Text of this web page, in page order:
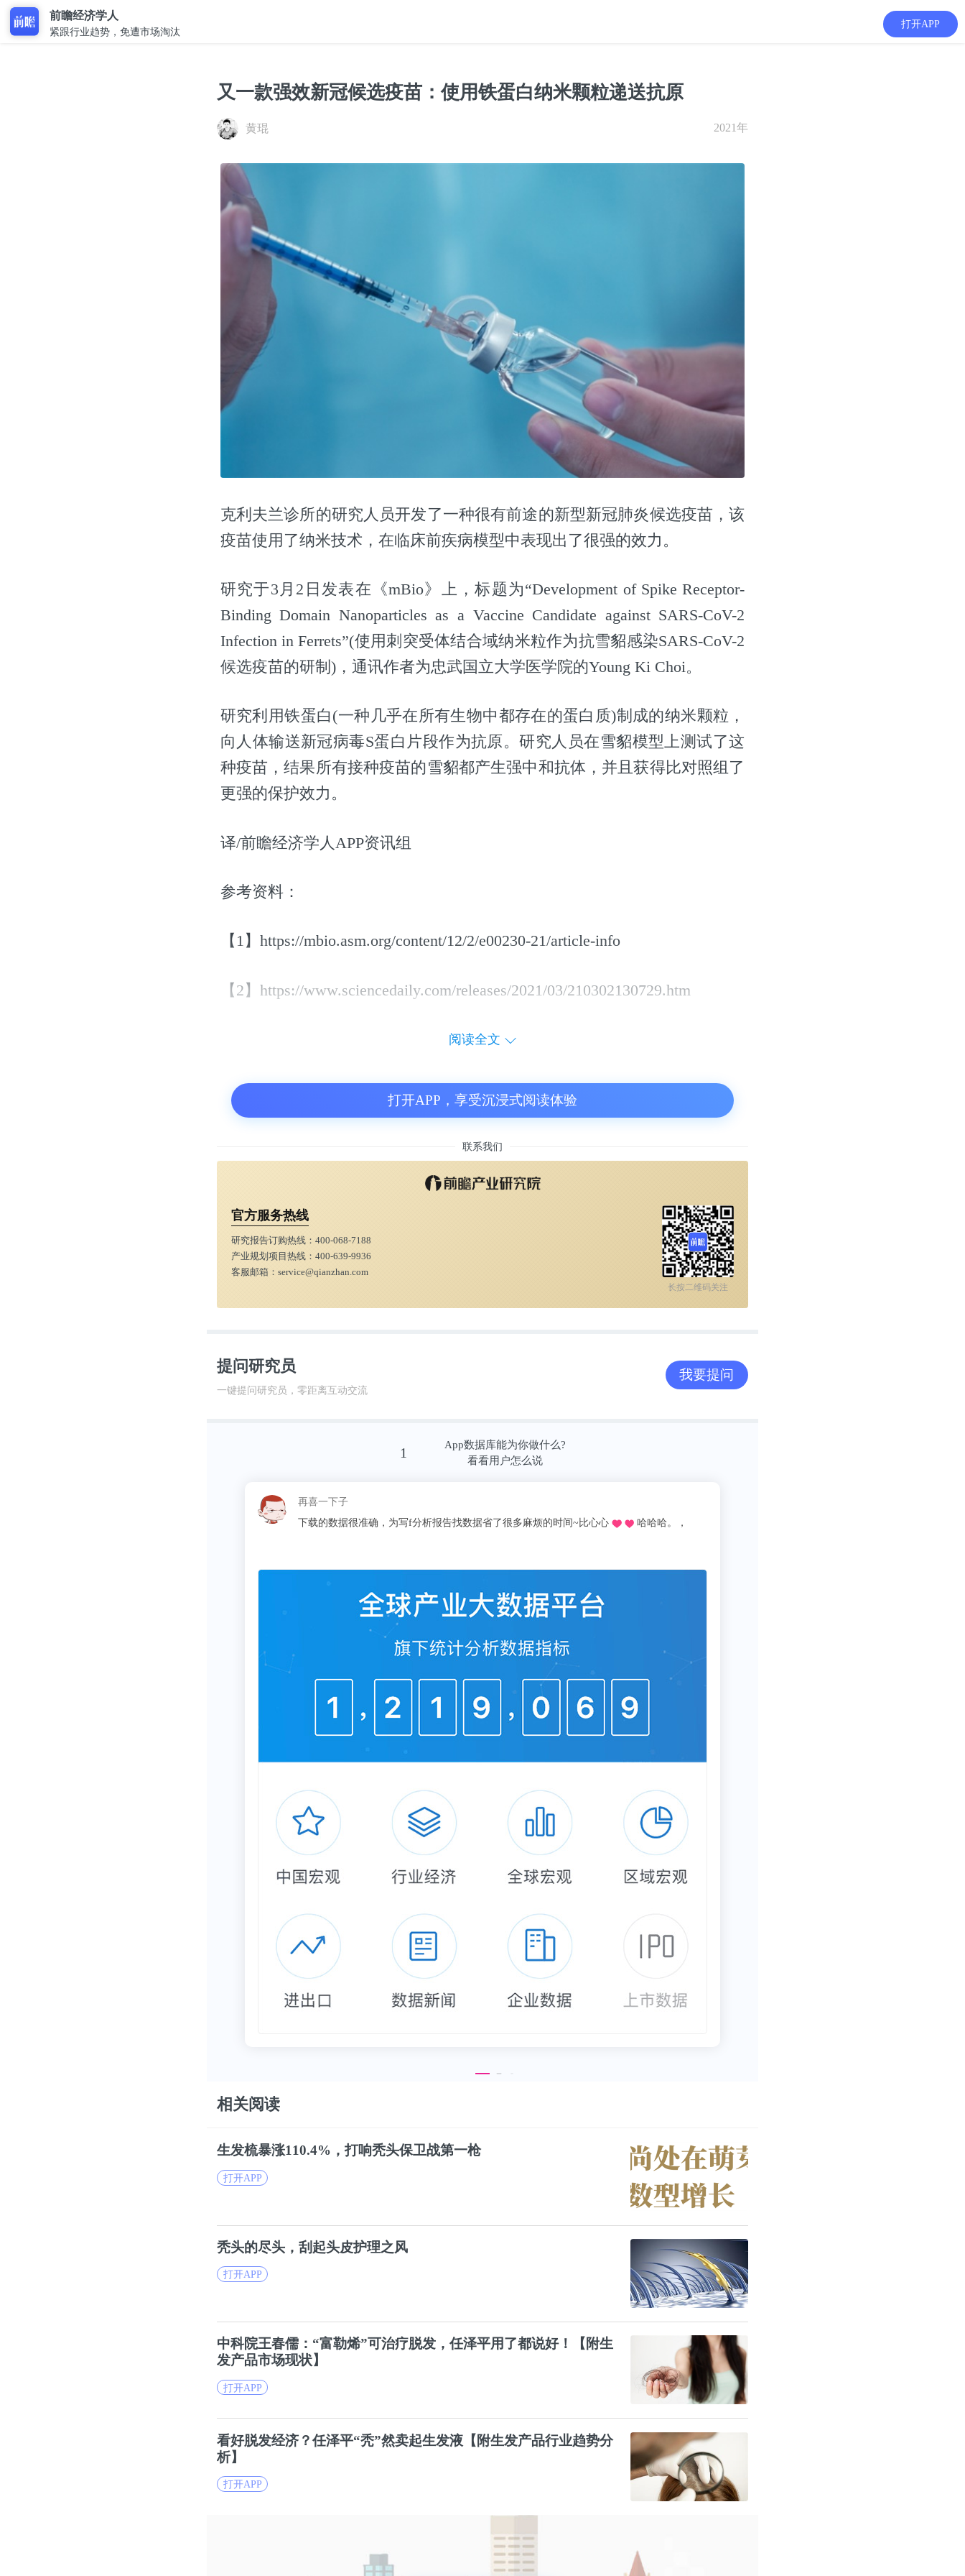
前瞻经济学人
紧跟行业趋势，免遭市场淘汰
打开APP
又一款强效新冠候选疫苗：使用铁蛋白纳米颗粒递送抗原
黄琨 2021年
克利夫兰诊所的研究人员开发了一种很有前途的新型新冠肺炎候选疫苗，该
疫苗使用了纳米技术，在临床前疾病模型中表现出了很强的效力。
研究于3月2日发表在《mBio》上，标题为“Development of Spike Receptor-
Binding Domain Nanoparticles as a Vaccine Candidate against SARS-CoV-2
Infection in Ferrets”(使用刺突受体结合域纳米粒作为抗雪貂感染SARS-CoV-2
候选疫苗的研制)，通讯作者为忠武国立大学医学院的Young Ki Choi。
研究利用铁蛋白(一种几乎在所有生物中都存在的蛋白质)制成的纳米颗粒，
向人体输送新冠病毒S蛋白片段作为抗原。研究人员在雪貂模型上测试了这
种疫苗，结果所有接种疫苗的雪貂都产生强中和抗体，并且获得比对照组了
更强的保护效力。
译/前瞻经济学人APP资讯组
参考资料：
【1】https://mbio.asm.org/content/12/2/e00230-21/article-info
【2】https://www.sciencedaily.com/releases/2021/03/210302130729.htm
阅读全文
打开APP，享受沉浸式阅读体验
联系我们
官方服务热线
研究报告订购热线：400-068-7188
产业规划项目热线：400-639-9936
客服邮箱：service@qianzhan.com
长按二维码关注
提问研究员
一键提问研究员，零距离互动交流
我要提问
1
App数据库能为你做什么?
看看用户怎么说
再喜一下子
下载的数据很准确，为写f分析报告找数据省了很多麻烦的时间~比心心
哈哈哈。，
同学推荐的o，不用去图书馆在宿舍就可以看文献写论文啦，再
相关阅读
生发梳暴涨110.4%，打响秃头保卫战第一枪
打开APP
秃头的尽头，刮起头皮护理之风
打开APP
中科院王春儒：“富勒烯”可治疗脱发 ，任泽平用了都说好！【附生
发产品市场现状】
打开APP
看好脱发经济？任泽平“秃”然卖起生发液【附生发产品行业趋势分
析】
打开APP